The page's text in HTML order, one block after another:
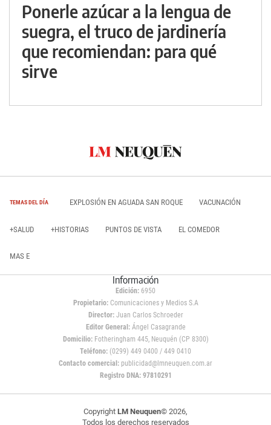
Ponerle azúcar a la lengua de
suegra, el truco de jardinería
que recomiendan: para qué
sirve
TEMAS DEL DÍA EXPLOSIÓN EN AGUADA SAN ROQUE VACUNACIÓN
+SALUD +HISTORIAS PUNTOS DE VISTA EL COMEDOR
MAS E
Información
Edición: 6950
Propietario:Comunicaciones y Medios S.A
Director: Juan Carlos Schroeder
Editor General:Ángel Casagrande
Domicilio:Fotheringham 445, Neuquén (CP 8300)
Teléfono: (0299) 449 0400 / 449 0410
Contacto comercial: publicidad@lmneuquen.com.ar
Registro DNA: 97810291
Copyright LM Neuquen© 2026,
Todos los derechos reservados